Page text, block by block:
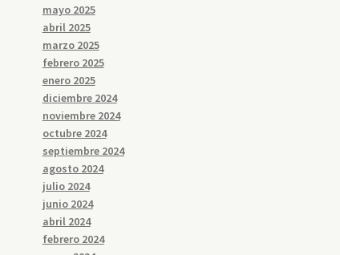
mayo 2025
abril 2025
marzo 2025
febrero 2025
enero 2025
diciembre 2024
noviembre 2024
octubre 2024
septiembre 2024
agosto 2024
julio 2024
junio 2024
abril 2024
febrero 2024